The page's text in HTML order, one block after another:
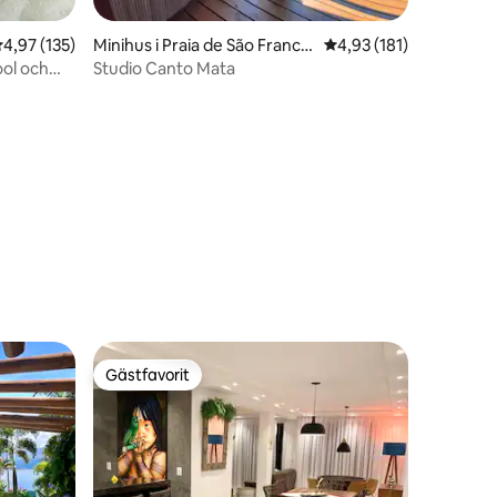
av 5 i genomsnittligt betyg, 135 omdömen
4,97 (135)
och
Minihus i Praia de São Francis
co
4,93 av 5 i
4,93 (181)
Studio Canto Mata
Gästfavorit
Gästfavorit